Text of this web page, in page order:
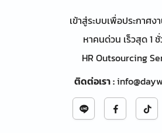
เข้าสู่ระบบเพื่อประกาศง
หาคนด่วน เร็วสุด 1
HR Outsourcing
ติดต่อเรา: